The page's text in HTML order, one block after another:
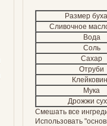
Размер
Сливочное
Вода
Соль
Сахар
Отруби
Мука
Дрожжи
Смешать все
Использовать